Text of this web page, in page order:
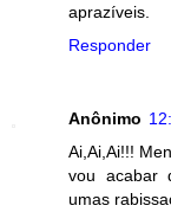
aprazíveis.
Responder
Anônimo
Ai,Ai,Ai!!!
vou acabar
umas